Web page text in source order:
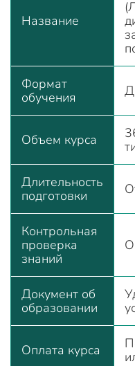
Название
Формат
обучения
Объем курса
Длительность
подготовки
Контрольная
проверка
знаний
Документ об
образовании
Оплата курса